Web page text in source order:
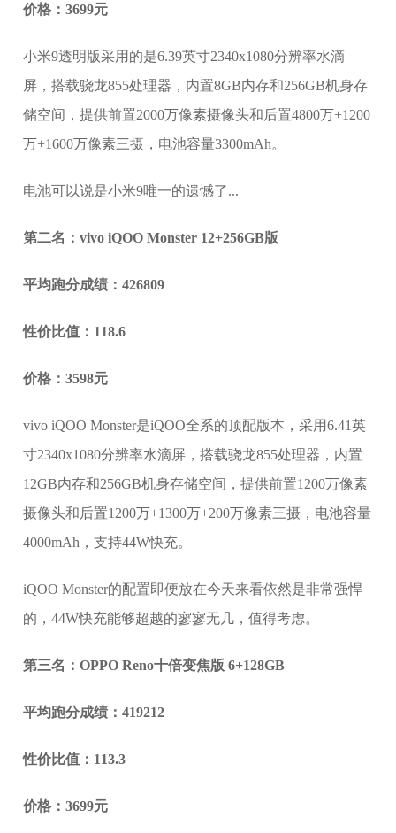
价格：3699元
小米9透明版采用的是6.39英寸2340x1080分辨率水滴
屏，搭载骁龙855处理器，内置8GB内存和256GB机身存
储空间，提供前置2000万像素摄像头和后置4800万+1200
万+1600万像素三摄，电池容量3300mAh。
电池可以说是小米9唯一的遗憾了...
第二名：vivo iQOO Monster 12+256GB版
平均跑分成绩：426809
性价比值：118.6
价格：3598元
vivo iQOO Monster是iQOO全系的顶配版本，采用6.41英
寸2340x1080分辨率水滴屏，搭载骁龙855处理器，内置
12GB内存和256GB机身存储空间，提供前置1200万像素
摄像头和后置1200万+1300万+200万像素三摄，电池容量
4000mAh，支持44W快充。
iQOO Monster的配置即便放在今天来看依然是非常强悍
的，44W快充能够超越的寥寥无几，值得考虑。
第三名：OPPO Reno十倍变焦版 6+128GB
平均跑分成绩：419212
性价比值：113.3
价格：3699元